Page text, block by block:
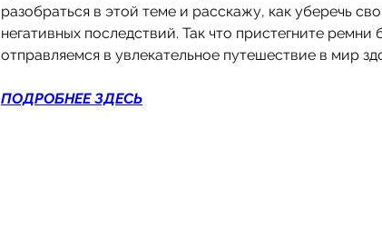
разобраться в этой теме и расскажу, как уберечь
негативных последствий. Так что пристегните ремни
отправляемся в увлекательное путешествие в мир
ПОДРОБНЕЕ ЗДЕСЬ